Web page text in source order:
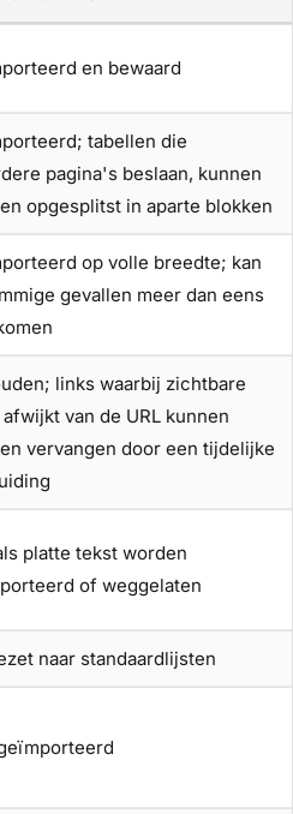
en bewaard
tabellen die
pagina's beslaan, kunnen
opgesplitst in aparte blokken
op volle breedte; kan
gevallen meer dan eens
links waarbij zichtbare
van de URL kunnen
vervangen door een tijdelijke
platte tekst worden
of weggelaten
naar standaardlijsten